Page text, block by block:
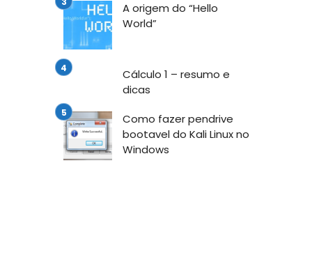
A origem do “Hello
World”
Cálculo 1 – resumo e
dicas
Como fazer pendrive
bootavel do Kali Linux no
Windows